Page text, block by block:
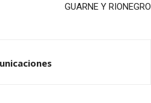
GUARNE Y RIONEGRO